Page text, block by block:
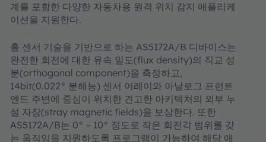
계를 포함한 다양한 자동차용 원격 위치 감지 애플리케
이션을 지원한다.
홀 센서 기술을 기반으로 하는 AS5172A/B 디바이스는
완전한 회전에 대한 유속 밀도(flux density)의 직교 성
분(orthogonal component)을 측정하고,
14bit(0.022° 분해능) 센서 어레이와 아날로그 프런트
엔드 주변에 중심이 위치한 견고한 아키텍처의 외부 누
설 자장(stray magnetic fields)을 보상한다. 또한
AS5172A/B는 0° ~ 10° 정도로 작은 회전각 범위를 갖
는 움직임을 지원하도록 프로그램이 가능하여 해당 애